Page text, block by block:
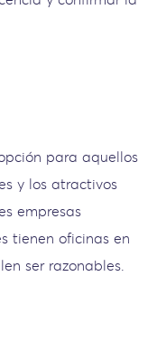
para aquellos
y los atractivos
empresas
tienen oficinas en
ser razonables.